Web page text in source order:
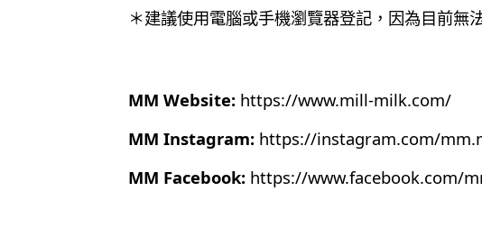
＊建議使用電腦或手機瀏覽器登記，因為目前無
MM Website: https://www.mill-milk.com/
MM Instagram: https://instagram.com/
MM Facebook: https://www.facebook.com/